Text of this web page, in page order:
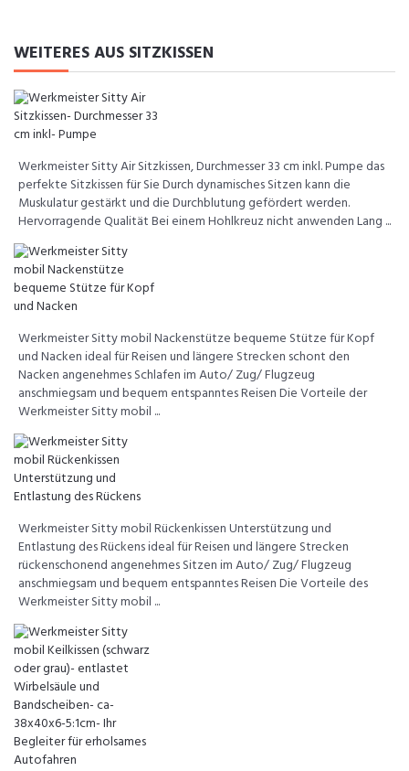
WEITERES AUS SITZKISSEN
Werkmeister Sitty Air Sitzkissen, Durchmesser 33 cm inkl. Pumpe das
perfekte Sitzkissen für Sie Durch dynamisches Sitzen kann die
Muskulatur gestärkt und die Durchblutung gefördert werden.
Hervorragende Qualität Bei einem Hohlkreuz nicht anwenden Lang ...
Werkmeister Sitty mobil Nackenstütze bequeme Stütze für Kopf
und Nacken ideal für Reisen und längere Strecken schont den
Nacken angenehmes Schlafen im Auto/ Zug/ Flugzeug
anschmiegsam und bequem entspanntes Reisen Die Vorteile der
Werkmeister Sitty mobil ...
Werkmeister Sitty mobil Rückenkissen Unterstützung und
Entlastung des Rückens ideal für Reisen und längere Strecken
rückenschonend angenehmes Sitzen im Auto/ Zug/ Flugzeug
anschmiegsam und bequem entspanntes Reisen Die Vorteile des
Werkmeister Sitty mobil ...